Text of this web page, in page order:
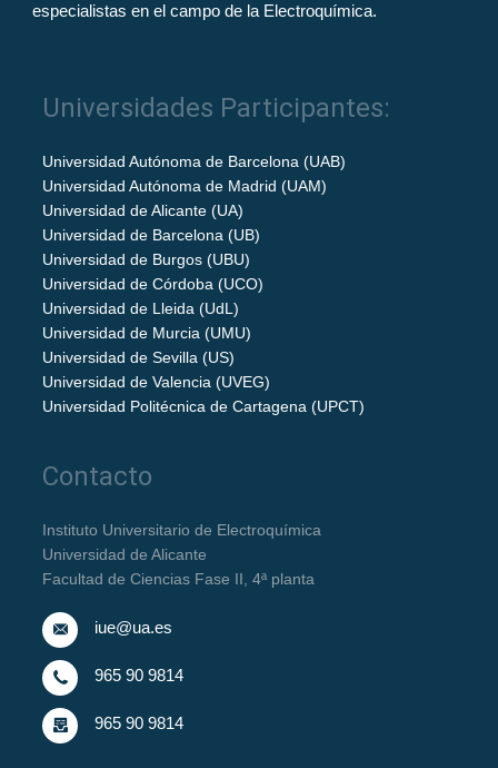
especialistas en el campo de la Electroquímica.
Universidades Participantes:
Universidad Autónoma de Barcelona (UAB)
Universidad Autónoma de Madrid (UAM)
Universidad de Alicante (UA)
Universidad de Barcelona (UB)
Universidad de Burgos (UBU)
Universidad de Córdoba (UCO)
Universidad de Lleida (UdL)
Universidad de Murcia (UMU)
Universidad de Sevilla (US)
Universidad de Valencia (UVEG)
Universidad Politécnica de Cartagena (UPCT)
Contacto
Instituto Universitario de Electroquímica
Universidad de Alicante
Facultad de Ciencias Fase II, 4ª planta
iue@ua.es
965 90 9814
965 90 9814